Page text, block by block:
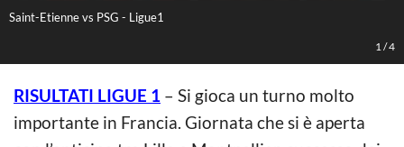
Saint-Etienne vs PSG - Ligue1
1 /4
RISULTATI LIGUE 1 – Si gioca un turno molto
importante in Francia. Giornata che si è aperta